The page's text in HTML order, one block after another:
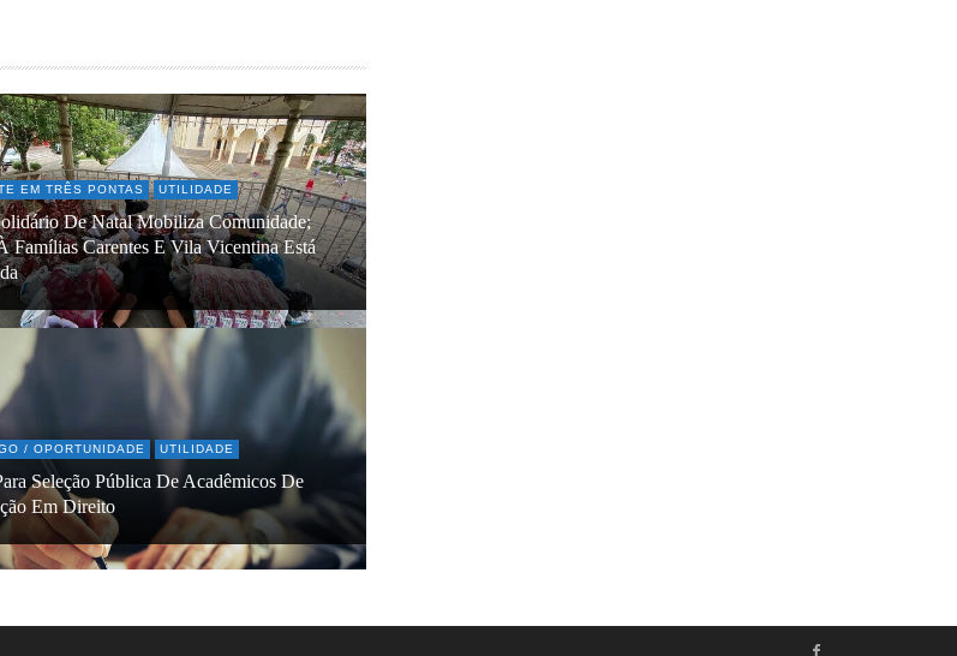
EM TRÊS PONTAS UTILIDADE
De Natal Mobiliza Comunidade;
Famílias Carentes E Vila Vicentina Está
/ OPORTUNIDADE UTILIDADE
Seleção Pública De Acadêmicos De
Em Direito